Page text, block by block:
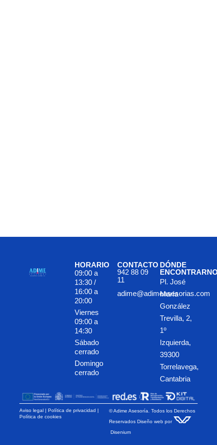
HORARIO
09:00 a
13:30 /
16:00 a
20:00
Viernes
09:00 a
14:30
Sábado
cerrado
Domingo
cerrado
CONTACTO
942 88 09
11
adime@adimeasesorias.com
DÓNDE
Pl. José
María
González
Trevilla, 2,
1º
Izquierda,
39300
Torrelavega,
Cantabria
© Adime Asesoría. Todos los Derechos
Reservados Diseño web por
Disenium
Aviso legal | Política de privacidad |
Política de cookies